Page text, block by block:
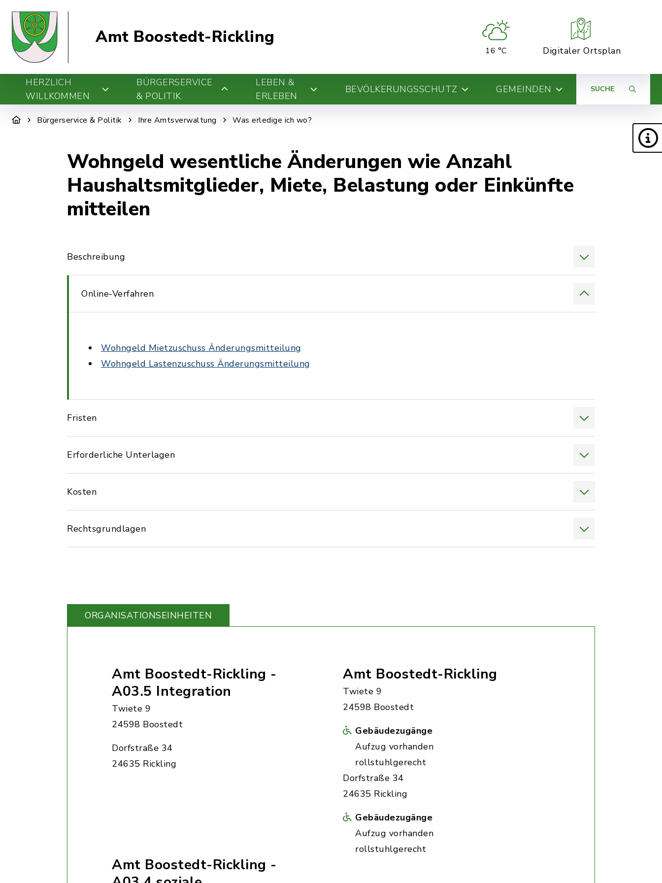
Amt Boostedt-Rickling
16 °C Digitaler Ortsplan
HERZLICH
WILLKOMMEN
BÜRGERSERVICE
& POLITIK
LEBEN &
ERLEBEN
BEVÖLKERUNGSSCHUTZ GEMEINDEN SUCHE
Bürgerservice & Politik Ihre Amtsverwaltung Was erledige ich wo?
Wohngeld wesentliche Änderungen wie Anzahl
Haushaltsmitglieder, Miete, Belastung oder Einkünfte
mitteilen
Beschreibung
Online-Verfahren
Wohngeld Mietzuschuss Änderungsmitteilung
Wohngeld Lastenzuschuss Änderungsmitteilung
Fristen
Erforderliche Unterlagen
Kosten
Rechtsgrundlagen
ORGANISATIONS­EINHEITEN
Amt Boostedt-Rickling -
A03.5 Integration
Twiete 9
24598 Boostedt
Dorfstraße 34
24635 Rickling
Amt Boostedt-Rickling
Twiete 9
24598 Boostedt
Gebäudezugänge
Aufzug vorhanden
rollstuhlgerecht
Dorfstraße 34
24635 Rickling
Gebäudezugänge
Aufzug vorhanden
rollstuhlgerecht
Amt Boostedt-Rickling -